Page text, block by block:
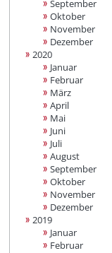
September
Oktober
November
Dezember
2020
Januar
Februar
März
April
Mai
Juni
Juli
August
September
Oktober
November
Dezember
2019
Januar
Februar